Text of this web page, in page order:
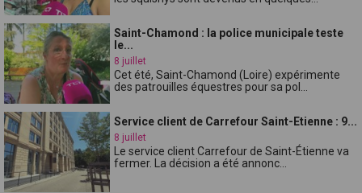
Saint-Chamond : la police municipale teste
le...
8 juillet
Cet été, Saint-Chamond (Loire) expérimente
des patrouilles équestres pour sa pol...
Service client de Carrefour Saint-Etienne : 9...
8 juillet
Le service client Carrefour de Saint-Étienne va
fermer. La décision a été annonc...